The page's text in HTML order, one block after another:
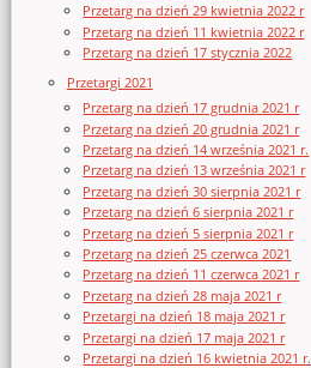
Przetarg na dzień 29 kwietnia 2022 r
Przetarg na dzień 11 kwietnia 2022 r
Przetarg na dzień 17 stycznia 2022
Przetargi 2021
Przetarg na dzień 17 grudnia 2021 r
Przetarg na dzień 20 grudnia 2021 r
Przetarg na dzień 14 września 2021 r.
Przetarg na dzień 13 września 2021 r
Przetarg na dzień 30 sierpnia 2021 r
Przetarg na dzień 6 sierpnia 2021 r
Przetarg na dzień 5 sierpnia 2021 r
Przetarg na dzień 25 czerwca 2021
Przetarg na dzień 11 czerwca 2021 r
Przetarg na dzień 28 maja 2021 r
Przetargi na dzień 18 maja 2021 r
Przetargi na dzień 17 maja 2021 r
Przetargi na dzień 16 kwietnia 2021 r.